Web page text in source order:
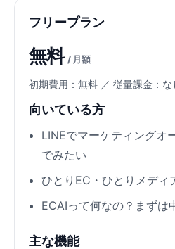
フリープラン
無料 / 月額
初期費用：無料 ／ 従量課金：な
向いている方
LINEでマーケティングオ
でみたい
ひとりEC・ひとりメディ
ECAIって何なの？まずは
主な機能